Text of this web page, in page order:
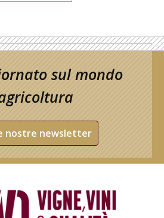
sul mondo
nostre newsletter